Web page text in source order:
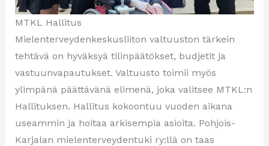
MTKL Hallitus
Mielenterveydenkeskusliiton valtuuston tärkein
tehtävä on hyväksyä tilinpäätökset, budjetit ja
vastuunvapautukset. Valtuusto toimii myös
ylimpänä päättävänä elimenä, joka valitsee MTKL:n
Hallituksen. Hallitus kokoontuu vuoden aikana
useammin ja hoitaa arkisempia asioita. Pohjois-
Karjalan mielenterveydentuki ry:llä on taas